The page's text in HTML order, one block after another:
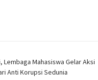
Lembaga Mahasiswa Gelar Aksi
Anti Korupsi Sedunia